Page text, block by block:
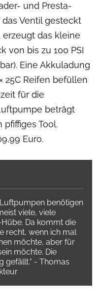
und Presta-
Ventil gesteckt
das kleine
von bis zu 100 PSI
Eine Akkuladung
25C Reifen befüllen
für die
beträgt
pfiffiges Tool.
Euro.
benötigen
viele, viele
Da kommt die
recht, wenn ich mal
möchte, aber für
möchte. Die
gefällt." - Thomas